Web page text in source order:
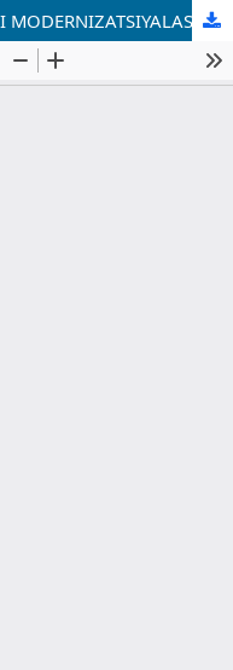
O‘ZBEKISTON IQTISODIYOTINI MODERNIZATSIYALASH SHAROITIDA REAL SEKTOR KORXONALARINING ROLI VA RIVOJLANISH ISTIQBOLLARI